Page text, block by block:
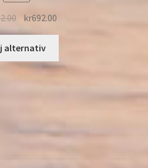
kr692.00
alternativ